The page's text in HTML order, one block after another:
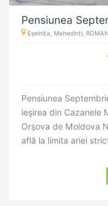
Pensiunea
Eșelnița, Mehedinți,
Pensiunea
ieşirea din Cazanele
Orşova de Moldova
află la limita ariei